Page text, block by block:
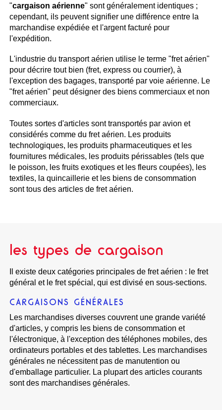
"cargaison aérienne" sont généralement identiques ;
cependant, ils peuvent signifier une différence entre la
marchandise expédiée et l'argent facturé pour
l'expédition.
L'industrie du transport aérien utilise le terme "fret aérien"
pour décrire tout bien (fret, express ou courrier), à
l'exception des bagages, transporté par voie aérienne. Le
"fret aérien" peut désigner des biens commerciaux et non
commerciaux.
Toutes sortes d'articles sont transportés par avion et
considérés comme du fret aérien. Les produits
technologiques, les produits pharmaceutiques et les
fournitures médicales, les produits périssables (tels que
le poisson, les fruits exotiques et les fleurs coupées), les
textiles, la quincaillerie et les biens de consommation
sont tous des articles de fret aérien.
les types de cargaison
Il existe deux catégories principales de fret aérien : le fret
général et le fret spécial, qui est divisé en sous-sections.
CARGAISONS GÉNÉRALES
Les marchandises diverses couvrent une grande variété
d'articles, y compris les biens de consommation et
l'électronique, à l'exception des téléphones mobiles, des
ordinateurs portables et des tablettes. Les marchandises
générales ne nécessitent pas de manutention ou
d'emballage particulier. La plupart des articles courants
sont des marchandises générales.